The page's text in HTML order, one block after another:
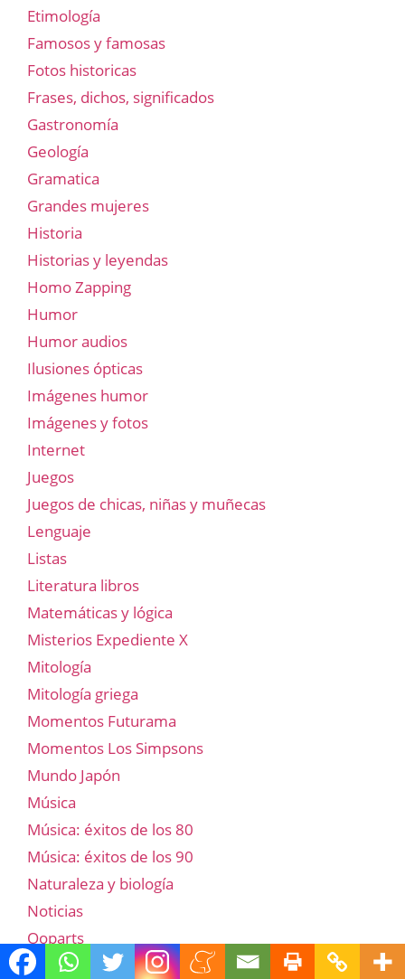
Etimología
Famosos y famosas
Fotos historicas
Frases, dichos, significados
Gastronomía
Geología
Gramatica
Grandes mujeres
Historia
Historias y leyendas
Homo Zapping
Humor
Humor audios
Ilusiones ópticas
Imágenes humor
Imágenes y fotos
Internet
Juegos
Juegos de chicas, niñas y muñecas
Lenguaje
Listas
Literatura libros
Matemáticas y lógica
Misterios Expediente X
Mitología
Mitología griega
Momentos Futurama
Momentos Los Simpsons
Mundo Japón
Música
Música: éxitos de los 80
Música: éxitos de los 90
Naturaleza y biología
Noticias
Ooparts
Opinión y crítica